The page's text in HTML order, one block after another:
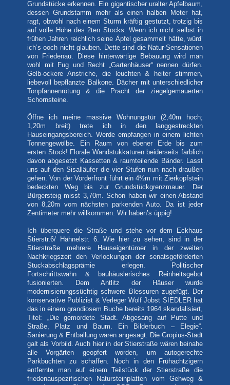
Grundstücke erkennen. Ein gigantischer uralter Apfelbaum,
dessen Grundstamm mehr als einen halben Meter hat,
ragt, obwohl nach einem Sturm kräftig gestutzt, trotzig bis
auf volle Höhe des 2ten Stocks. Wenn ich nicht selbst in
frühen Jahren reichlich seine Äpfel gesammelt hätte, würd’
ich’s ooch nicht glauben. Dette sind die Natur-Sensationen
von Friedenau. Diese hinterwärtige Bebauung wird man
wohl mit Fug und Recht „Gartenhäuser“ nennen dürfen.
Gelb-ockere Anstriche, die leuchten & heiter stimmen,
liebevoll bepflanzte Balkone. Dächer mit unterschiedlicher
Tonpfannenrötung & die Pracht der ziegelgemauerten
Schornsteine.
Öffne ich meine massive Wohnungstür (2,40m hoch;
1,20m breit) trete ich in den langgestreckten
Hauseingangsbereich. Werde empfangen in einem lichten
Tonnengewölbe. Ein Raum von ebener Erde bis zum
ersten Stock! Florale Wandstukkaturen beiderseits farblich
davon abgesetzt Kassetten & raumteilende Bänder. Lasst
uns auf den Sisalläufer die vier Stufen nun nach draußen
gehen. Von der Vorderfront führt ein 4½m mit Zierkopfstein
bedeckten Weg bis zur Grundstückgrenzmauer. Der
Bürgersteig misst 3,70m. Schon haben wir einen Abstand
von 8,20m vom nächsten parkenden Auto. Da ist jeder
Zentimeter mehr willkommen. Wir haben’s üppig!
Ich überquere die Straße und stehe vor dem Eckhaus
Stierstr.6/ Hähnelstr. 6. Wie hier zu sehen, sind in der
Stierstraße mehrere Hauseigentümer in der zweiten
Nachkriegszeit den Verlockungen der senatsgeförderten
Stuckabschlagsprämie erlegen. Politischer
Fortschrittswahn & bauhäuslerisches Reinheitsgebot
fusionierten. Dem Antlitz der Häuser wurde
modernisierungssüchtig schwere Blessuren zugefügt. Der
konservative Publizist & Verleger Wolf Jobst SIEDLER hat
das in einem grandiosem Buche bereits 1964 skandalisiert,
Titel: „Die gemordete Stadt. Abgesang auf Putte und
Straße, Platz und Baum. Ein Bilderbuch – Elegie“.
Sanierung & Entballung waren angesagt. Die Gropius-Stadt
galt als Vorbild. Auch hier in der Stierstraße wären beinahe
alle Vorgärten geopfert worden, um autogerechte
Parkbuchten zu schaffen. Noch in den Frühachtzigern
entfernte man auf einem Teilstück der Stierstraße die
friedenauspezifischen Natursteinplatten vom Gehweg &